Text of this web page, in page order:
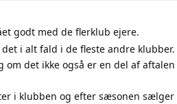
godt med de flerklub ejere.
i alt fald i de fleste andre klubber.
det ikke også er en del af
i klubben og efter sæsonen sælger